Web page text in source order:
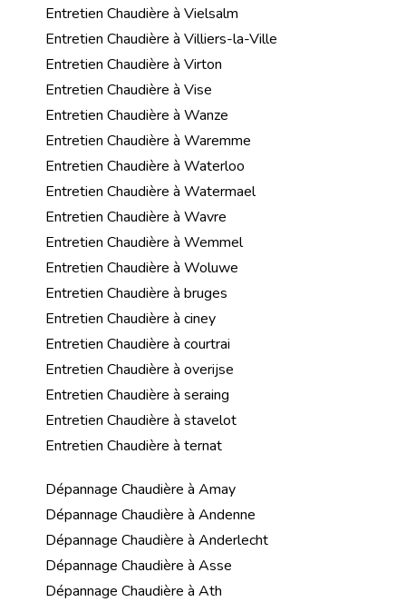
Entretien Chaudière à Vielsalm
Entretien Chaudière à Villiers-la-Ville
Entretien Chaudière à Virton
Entretien Chaudière à Vise
Entretien Chaudière à Wanze
Entretien Chaudière à Waremme
Entretien Chaudière à Waterloo
Entretien Chaudière à Watermael
Entretien Chaudière à Wavre
Entretien Chaudière à Wemmel
Entretien Chaudière à Woluwe
Entretien Chaudière à bruges
Entretien Chaudière à ciney
Entretien Chaudière à courtrai
Entretien Chaudière à overijse
Entretien Chaudière à seraing
Entretien Chaudière à stavelot
Entretien Chaudière à ternat
Dépannage Chaudière à Amay
Dépannage Chaudière à Andenne
Dépannage Chaudière à Anderlecht
Dépannage Chaudière à Asse
Dépannage Chaudière à Ath